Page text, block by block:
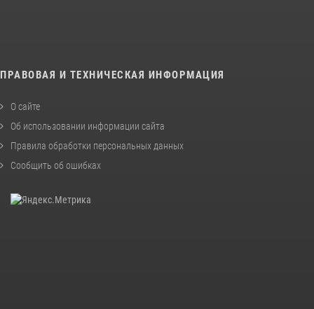
ПРАВОВАЯ И ТЕХНИЧЕСКАЯ ИНФОРМАЦИЯ
О сайте
Об использовании информации сайта
Правила обработки персональных данных
Сообщить об ошибках